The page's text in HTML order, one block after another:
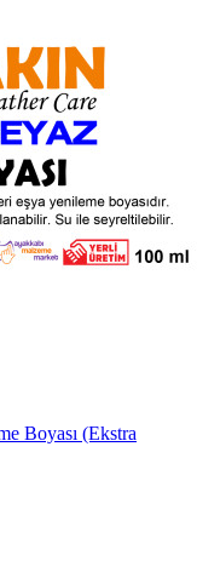
Boyası (Ekstra